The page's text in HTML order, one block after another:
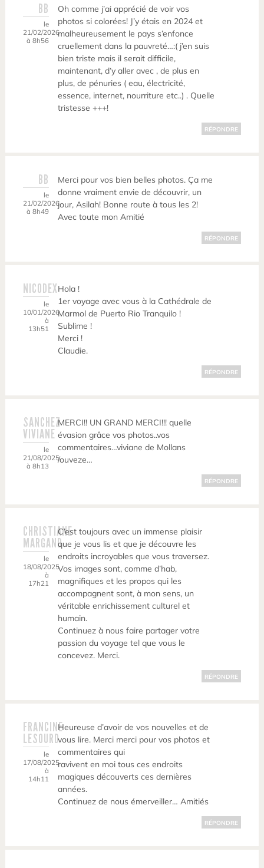
BB
le
21/02/2026
à 8h56
Oh comme j’ai apprécié de voir vos
photos si colorées! J’y étais en 2024 et
malheureusement le pays s’enfonce
cruellement dans la pauvreté…:( j’en suis
bien triste mais il serait difficile,
maintenant, d’y aller avec , de plus en
plus, de pénuries ( eau, électricité,
essence, internet, nourriture etc..) . Quelle
tristesse +++!
RÉPONDRE
BB
le
21/02/2026
à 8h49
Merci pour vos bien belles photos. Ça me
donne vraiment envie de découvrir, un
jour, Asilah! Bonne route à tous les 2!
Avec toute mon Amitié
RÉPONDRE
NICODEX
le
10/01/2026
à
13h51
Hola !
1er voyage avec vous à la Cathédrale de
Marmol de Puerto Rio Tranquilo !
Sublime !
Merci !
Claudie.
RÉPONDRE
SANCHEZ
VIVIANE
le
21/08/2025
à 8h13
MERCI!! UN GRAND MERCI!!! quelle
évasion grâce vos photos..vos
commentaires…viviane de Mollans
/ouveze…
RÉPONDRE
CHRISTIANE
MARGAND
le
18/08/2025
à
17h21
C’est toujours avec un immense plaisir
que je vous lis et que je découvre les
endroits incroyables que vous traversez.
Vos images sont, comme d’hab,
magnifiques et les propos qui les
accompagnent sont, à mon sens, un
véritable enrichissement culturel et
humain.
Continuez à nous faire partager votre
passion du voyage tel que vous le
concevez. Merci.
RÉPONDRE
FRANCINE
LESOURD
le
17/08/2025
à
14h11
Heureuse d’avoir de vos nouvelles et de
vous lire. Merci merci pour vos photos et
commentaires qui
ravivent en moi tous ces endroits
magiques découverts ces dernières
années.
Continuez de nous émerveiller… Amitiés
RÉPONDRE